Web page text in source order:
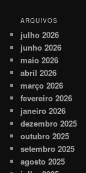
ARQUIVOS
julho 2026
junho 2026
maio 2026
abril 2026
março 2026
fevereiro 2026
janeiro 2026
dezembro 2025
outubro 2025
setembro 2025
agosto 2025